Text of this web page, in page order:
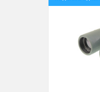
Previous